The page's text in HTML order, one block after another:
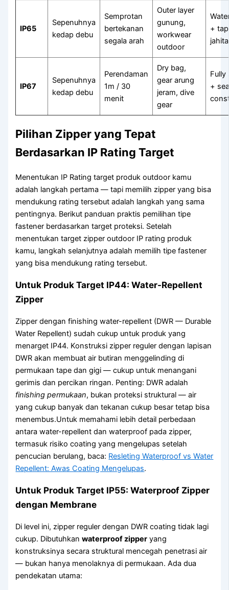
IP65
Sepenuhnya
kedap debu
Semprotan
bertekanan
segala arah
Outer layer
gunung,
workwear
outdoor
+
IP67
Sepenuhnya
kedap debu
Perendaman
1m / 30
menit
Dry bag,
gear arung
jeram, dive
gear
Fully
+
Pilihan Zipper yang Tepat
Berdasarkan IP Rating Target
Menentukan IP Rating target produk outdoor kamu
adalah langkah pertama — tapi memilih zipper yang bisa
mendukung rating tersebut adalah langkah yang sama
pentingnya. Berikut panduan praktis pemilihan tipe
fastener berdasarkan target proteksi. Setelah
menentukan target zipper outdoor IP rating produk
kamu, langkah selanjutnya adalah memilih tipe fastener
yang bisa mendukung rating tersebut.
Untuk Produk Target IP44: Water-Repellent
Zipper
Zipper dengan finishing water-repellent (DWR — Durable
Water Repellent) sudah cukup untuk produk yang
menarget IP44. Konstruksi zipper reguler dengan lapisan
DWR akan membuat air butiran menggelinding di
permukaan tape dan gigi — cukup untuk menangani
gerimis dan percikan ringan. Penting: DWR adalah
finishing permukaan, bukan proteksi struktural — air
yang cukup banyak dan tekanan cukup besar tetap bisa
menembus.Untuk memahami lebih detail perbedaan
antara water-repellent dan waterproof pada zipper,
termasuk risiko coating yang mengelupas setelah
pencucian berulang, baca: Resleting Waterproof vs Water
Repellent: Awas Coating Mengelupas.
Untuk Produk Target IP55: Waterproof Zipper
dengan Membrane
Di level ini, zipper reguler dengan DWR coating tidak lagi
cukup. Dibutuhkanwaterproof zipper yang
konstruksinya secara struktural mencegah penetrasi air
— bukan hanya menolaknya di permukaan. Ada dua
pendekatan utama: